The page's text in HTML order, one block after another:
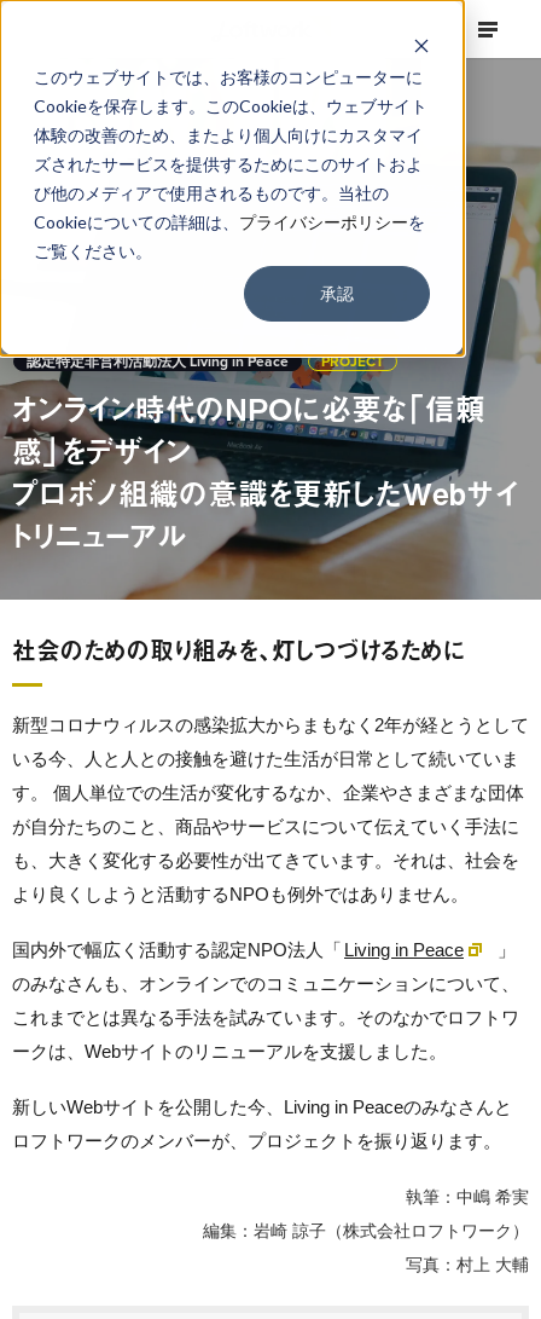
このウェブサイトでは、お客様のコンピューターに
Cookieを保存します。このCookieは、ウェブサイト
体験の改善のため、またより個人向けにカスタマイ
ズされたサービスを提供するためにこのサイトおよ
び他のメディアで使用されるものです。当社の
Cookieについての詳細は、 プライバシーポリシーを
ご覧ください。
承認
認定特定非営利活動法人 Living in Peace PROJECT
オンライン時代のNPOに必要な「信頼
感」をデザイン
プロボノ組織の意識を更新したWebサイ
トリニューアル
社会のための取り組みを、灯しつづけるために
新型コロナウィルスの感染拡大からまもなく2年が経とうとして
いる今、人と人との接触を避けた生活が日常として続いていま
す。
個人単位での生活が変化するなか、企業やさまざまな団体
が自分たちのこと、商品やサービスについて伝えていく手法に
も、大きく変化する必要性が出てきています。それは、社会を
より良くしようと活動するNPOも例外ではありません。
国内外で幅広く活動する認定NPO法人「 Living in Peace
」
のみなさんも、オンラインでのコミュニケーションについて、
これまでとは異なる手法を試みています。そのなかでロフトワ
ークは、Webサイトのリニューアルを支援しました。
新しいWebサイトを公開した今、Living in Peaceのみなさんと
ロフトワークのメンバーが、プロジェクトを振り返ります。
執筆：中嶋 希実
編集：岩崎 諒子（株式会社ロフトワーク）
写真：村上 大輔